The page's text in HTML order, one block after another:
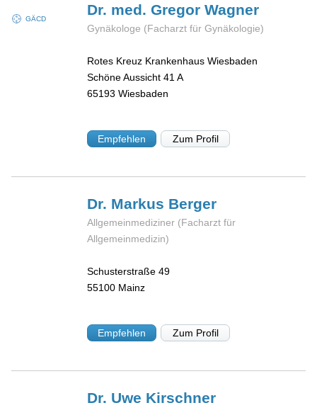
GÄCD
Dr. med. GregorWagner
Gynäkologe (Facharzt für Gynäkologie)
Rotes Kreuz Krankenhaus Wiesbaden
Schöne Aussicht 41 A
65193 Wiesbaden
Empfehlen Zum Profil
Dr. Markus Berger
Allgemeinmediziner (Facharzt für
Allgemeinmedizin)
Schusterstraße 49
55100 Mainz
Empfehlen Zum Profil
Dr. Uwe Kirschner